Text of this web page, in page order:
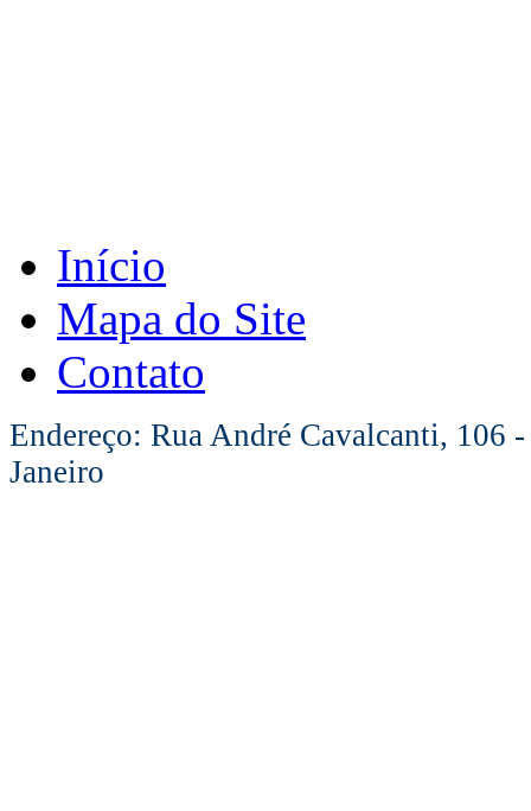
Início
Mapa do Site
Contato
Endereço: Rua André Cavalcanti, 106
Janeiro